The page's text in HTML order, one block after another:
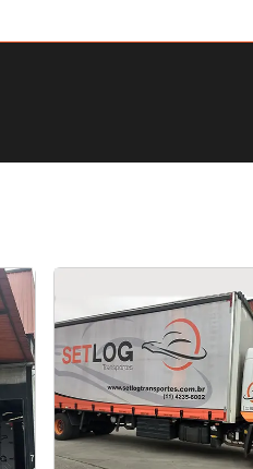
Entregas de Cargas